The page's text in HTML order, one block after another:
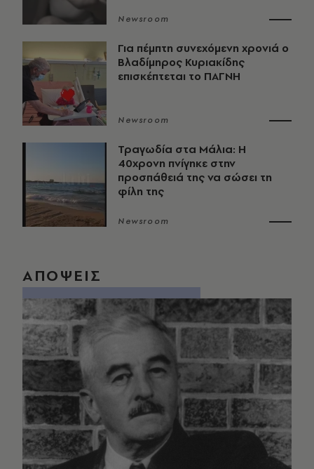
Newsroom
Για πέμπτη συνεχόμενη χρονιά ο
Βλαδίμηρος Κυριακίδης
επισκέπτεται το ΠΑΓΝΗ
Newsroom
Τραγωδία στα Μάλια: Η
40χρονη πνίγηκε στην
προσπάθειά της να σώσει τη
φίλη της
Newsroom
ΑΠΟΨΕΙΣ